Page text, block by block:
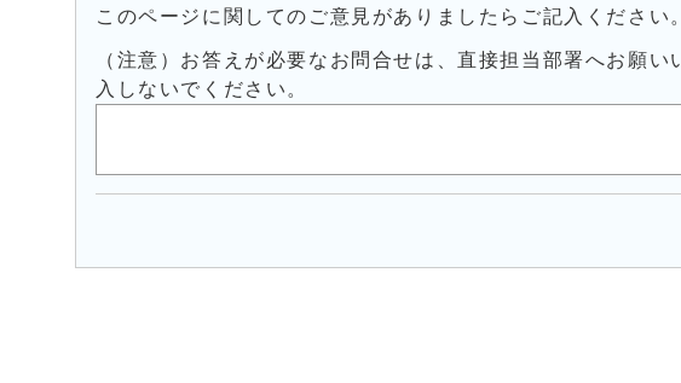
このページに関してのご意見がありましたらご記入ください。
（注意）お答えが必要なお問合せは、直接担当部署へお願
入しないでください。